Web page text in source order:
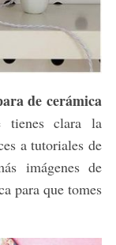
de cerámica
tienes clara la
a tutoriales de
imágenes de
para que tomes